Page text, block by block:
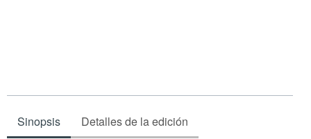
Sinopsis Detalles de la edición